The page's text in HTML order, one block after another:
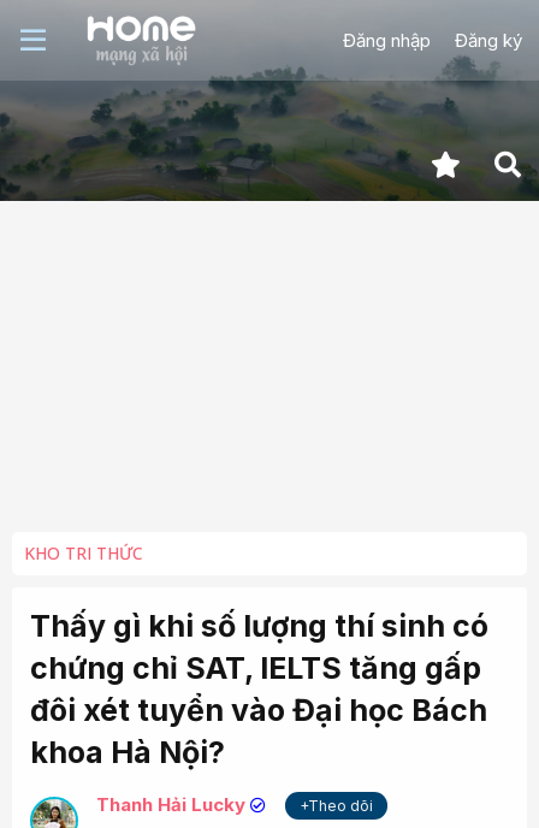
Đăng nhập Đăng ký
KHO TRI THỨC
Thấy gì khi số lượng thí sinh có
chứng chỉ SAT, IELTS tăng gấp
đôi xét tuyển vào Đại học Bách
khoa Hà Nội?
Thanh Hải Lucky
+Theo dõi